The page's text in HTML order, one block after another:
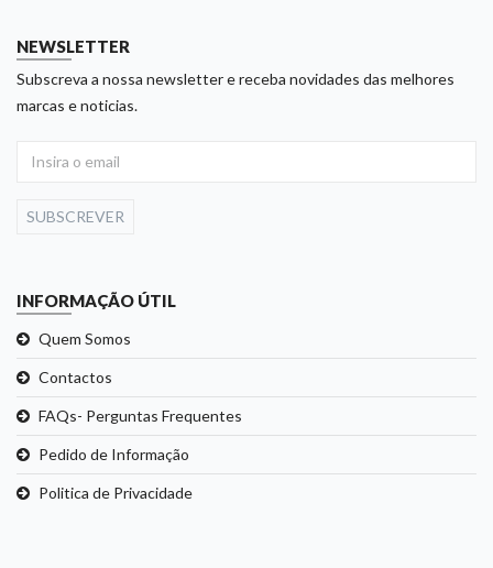
NEWSLETTER
Subscreva a nossa newsletter e receba novidades das melhores
marcas e noticias.
SUBSCREVER
INFORMAÇÃO ÚTIL
Quem Somos
Contactos
FAQs- Perguntas Frequentes
Pedido de Informação
Politica de Privacidade